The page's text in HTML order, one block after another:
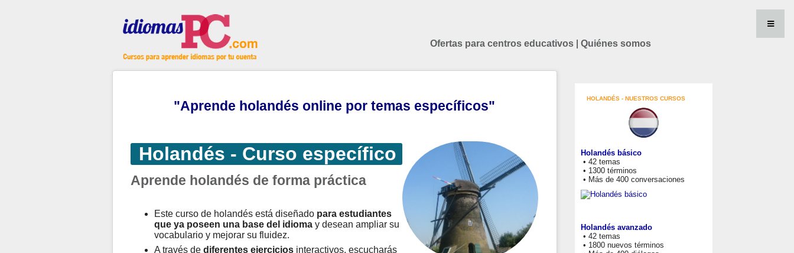
Ofertas para centros educativos Quiénes somos
"Aprende holandés online por temas específicos"
Holandés - Curso específico
Aprende holandés de forma práctica
Este curso de holandés está diseñado para estudiantes
que ya poseen una base del idiomay desean ampliar su
vocabulario y mejorar su fluidez.
A través de diferentes ejerciciosinteractivos, escucharás
HOLANDÉS - NUESTROS CURSOS
Holandés básico
• 42 temas
• 1300 términos
• Más de 400 conversaciones
Holandés avanzado
• 42 temas
• 1800 nuevos términos